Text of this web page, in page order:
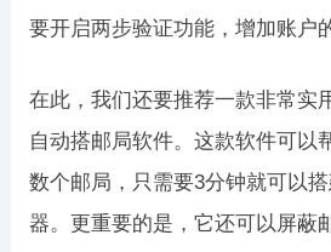
要开启两步验证功能，增加账户
在此，我们还要推荐一款非常
自动搭邮局软件。这款软件可以
数个邮局，只需要3分钟就可以
器。更重要的是，它还可以屏蔽